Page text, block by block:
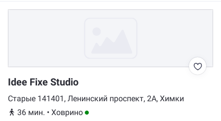
Idee Fixe Studio
Старые 141401, Ленинский проспект, 2А, Химки
36 мин. • Ховрино